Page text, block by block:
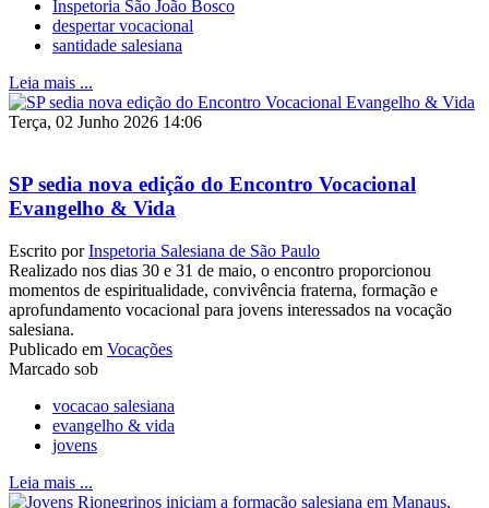
Inspetoria São João Bosco
despertar vocacional
santidade salesiana
Leia mais ...
Terça, 02 Junho 2026 14:06
SP sedia nova edição do Encontro Vocacional
Evangelho & Vida
Escrito porInspetoria Salesiana de São Paulo
Realizado nos dias 30 e 31 de maio, o encontro proporcionou
momentos de espiritualidade, convivência fraterna, formação e
aprofundamento vocacional para jovens interessados na vocação
salesiana.
Publicado em Vocações
Marcado sob
vocacao salesiana
evangelho & vida
jovens
Leia mais ...